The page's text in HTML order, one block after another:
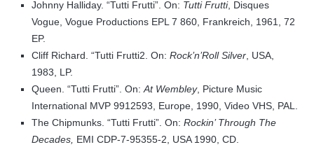
Johnny Halliday. “Tutti Frutti”. On: Tutti Frutti, Disques
Vogue, Vogue Productions EPL 7 860, Frankreich, 1961, 72
EP.
Cliff Richard. “Tutti Frutti2. On: Rock’n’Roll Silver , USA,
1983, LP.
Queen. “Tutti Frutti”. On: At Wembley, Picture Music
International MVP 9912593, Europe, 1990, Video VHS, PAL.
The Chipmunks. “Tutti Frutti”. On: Rockin’ Through The
Decades, EMI CDP-7-95355-2, USA 1990, CD.